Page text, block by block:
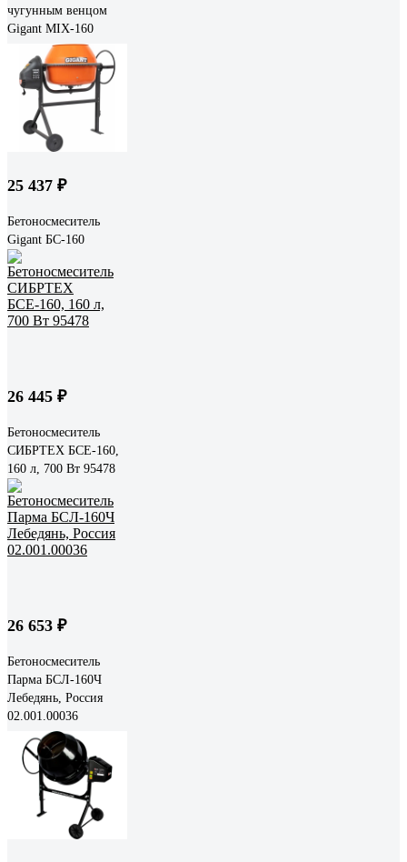
чугунным венцом
Gigant MIX-160
25 437 ₽
Бетоносмеситель
Gigant БС-160
26 445 ₽
Бетоносмеситель
СИБРТЕХ БСЕ-160,
160 л, 700 Вт 95478
26 653 ₽
Бетоносмеситель
Парма БСЛ-160Ч
Лебедянь, Россия
02.001.00036